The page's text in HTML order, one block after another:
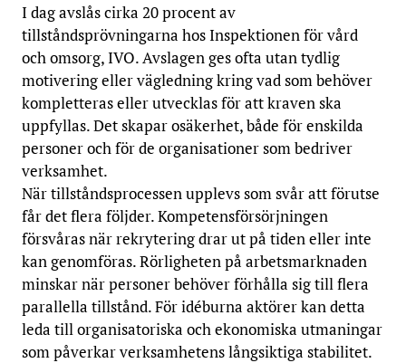
I dag avslås cirka 20 procent av
tillståndsprövningarna hos Inspektionen för vård
och omsorg, IVO. Avslagen ges ofta utan tydlig
motivering eller vägledning kring vad som behöver
kompletteras eller utvecklas för att kraven ska
uppfyllas. Det skapar osäkerhet, både för enskilda
personer och för de organisationer som bedriver
verksamhet.
När tillståndsprocessen upplevs som svår att förutse
får det flera följder. Kompetensförsörjningen
försvåras när rekrytering drar ut på tiden eller inte
kan genomföras. Rörligheten på arbetsmarknaden
minskar när personer behöver förhålla sig till flera
parallella tillstånd. För idéburna aktörer kan detta
leda till organisatoriska och ekonomiska utmaningar
som påverkar verksamhetens långsiktiga stabilitet.